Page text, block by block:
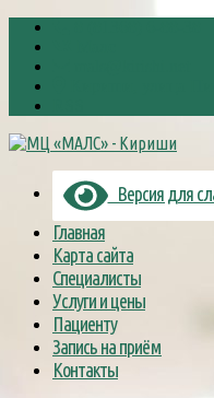
Версия для
Главная
Карта сайта
Специалисты
Услуги и цены
Пациенту
Запись на приём
Контакты